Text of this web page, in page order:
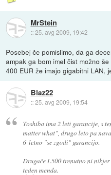
MrStein
::25. avg 2009, 19:42
Posebej če pomislimo, da ga
ampak ga bom imel čist možno
400 EUR že imajo gigabitni LAN,
Blaz22
::25. avg 2009, 19:54
Toshiba ima 2 leti garancije, s
matter what", drugo leto pa
6-letno "se zgodi" garancijo.
Drugače L500 trenutno ni
teden menda.